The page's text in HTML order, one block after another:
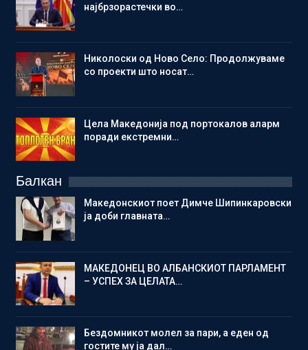
најбрзорастечки во…
Николоски од Ново Село: Продолжуваме
со проекти што носат…
Цела Македонија под портокалов аларм
поради екстремни…
Балкан
Македонскиот поет Димче Шипинкаровски
ја доби главната…
МАКЕДОНЕЦ ВО АЛБАНСКИОТ ПАРЛАМЕНТ
– УСПЕХ ЗА ЦЕЛАТА…
Бездомникот молел за пари, а еден од
гостите му ја дал…